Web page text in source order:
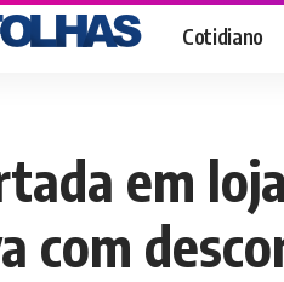
Cotidiano
em
com